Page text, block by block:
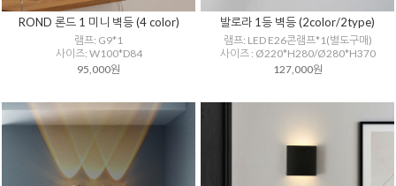
ROND 론드 1 미니 벽등 (4 color)
램프: G9*1
사이즈: W100*D84
95,000원
발로라 1등 벽등 (2color/2type)
램프: LED E26콘램프*1(별도구매)
사이즈 : Ø220*H280/Ø280*H370
127,000원